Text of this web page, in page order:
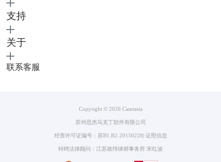
然后，点击软件主页面左上角的“录制”（如图4所示）。
图4：录制视频
支持
关于
联系客服
Copyright © 2026 Camtasia
苏州思杰马克丁软件有限公司
经营许可证编号：苏B1.B2-20150228 证照信息
特聘法律顾问：江苏政纬律师事务所 宋红波